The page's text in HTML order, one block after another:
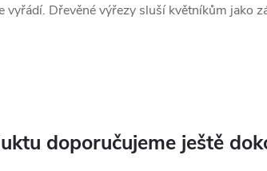
Dřevěné výřezy sluší květníkům jako
doporučujeme ještě